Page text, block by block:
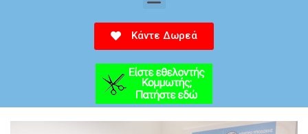
Κάντε Δωρεά